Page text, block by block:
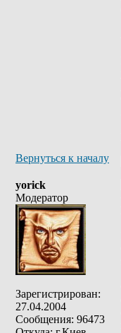
Вернуться к началу
yorick
Модератор
Зарегистрирован:
27.04.2004
Сообщения: 96473